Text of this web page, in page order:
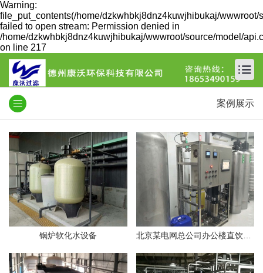
Warning:
file_put_contents(/home/dzkwhbkj8dnz4kuwjhibukaj/
failed to open stream: Permission denied in
/home/dzkwhbkj8dnz4kuwjhibukaj/wwwroot/source/model/
on line 217
案例展示
锅炉软化水设备 北京某电网总公司办公楼直饮水工程